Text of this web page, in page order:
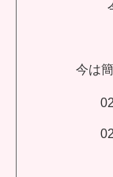
今は